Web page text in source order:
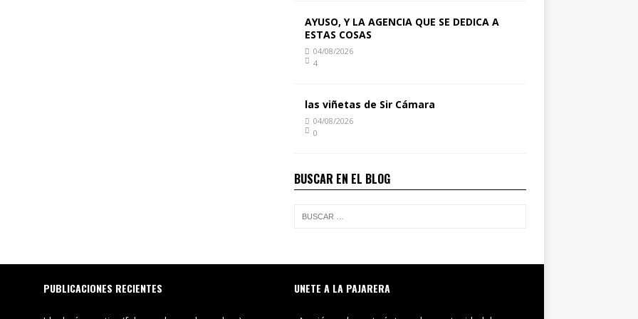
AYUSO, Y LA AGENCIA QUE SE DEDICA A
ESTAS COSAS
04/08/2026
4
las viñetas de Sir Cámara
04/08/2026
0
BUSCAR EN EL BLOG
PUBLICACIONES RECIENTES UNETE A LA PAJARERA